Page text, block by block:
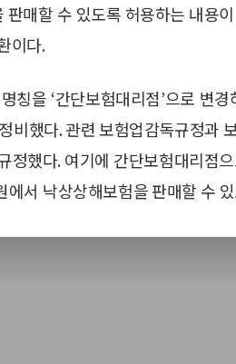
매할 수 있도록 허용하는 내용
이다.
칭을 ‘간단보험대리점’으로 변경
비했다. 관련 보험업감독규정과
정했다. 여기에 간단보험대리점
서 낙상상해보험을 판매할 수